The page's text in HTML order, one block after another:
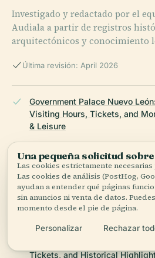
Investigado y redactado por el
Audiala a partir de registros
arquitectónicos y conocimiento
Última revisión: April 2026
Government Palace Nuevo
Visiting Hours, Tickets, and
& Leisure
Government Palace Museum
Art, Visiting Hours & Travel
Mexico
Government Palace Museum
Tickets, and Historical
Una pequeña solicitud
Las cookies estrictamente
Las cookies de análisis (PostHog,
ayudan a entender qué páginas
sin anuncios ni venta de datos.
momento desde el pie de página.
Personalizar Rechazar